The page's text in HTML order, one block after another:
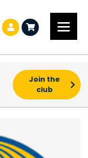
Join the
club